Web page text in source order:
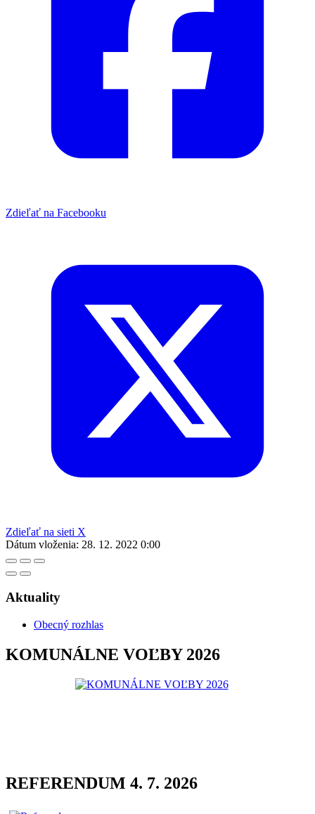
Zdieľať na Facebooku
Zdieľať na sieti X
Dátum vloženia: 28. 12. 2022 0:00
Aktuality
Obecný rozhlas
KOMUNÁLNE VOĽBY 2026
REFERENDUM 4. 7. 2026